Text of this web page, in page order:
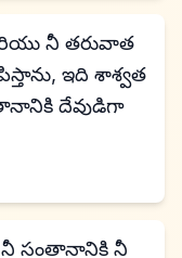
నీ తరువాత
ఇది శాశ్వత
దేవుడిగా
నీ సంతానానికి నీ